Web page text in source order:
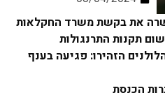
את בקשת משרד החקלאות
את יישום תקנות התרנגולות
הזהירו: פגיעה בענף
הכנסת